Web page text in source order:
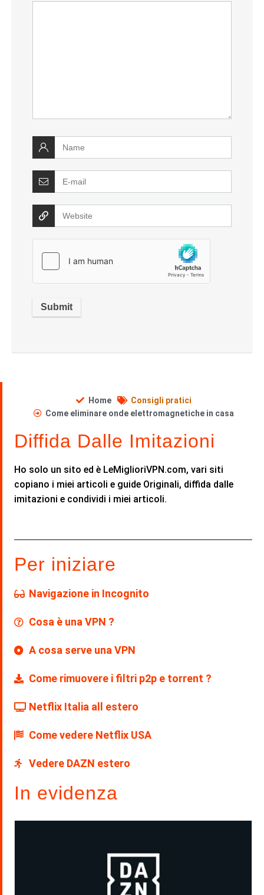
Home
Consigli pratici
Come eliminare onde elettromagnetiche in casa
Diffida Dalle Imitazioni
Ho solo un sito ed è LeMiglioriVPN.com, vari siti
copiano i miei articoli e guide Originali, diffida dalle
imitazioni e condividi i miei articoli.
Per iniziare
Navigazione in Incognito
Cosa è una VPN ?
A cosa serve una VPN
Come rimuovere i filtri p2p e torrent ?
Netflix Italia all estero
Come vedere Netflix USA
Vedere DAZN estero
In evidenza